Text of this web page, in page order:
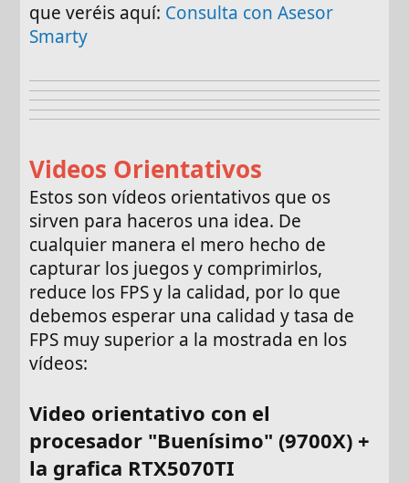
que veréis aquí: Consulta con Asesor
Smarty
Videos Orientativos
Estos son vídeos orientativos que os
sirven para haceros una idea. De
cualquier manera el mero hecho de
capturar los juegos y comprimirlos,
reduce los FPS y la calidad, por lo que
debemos esperar una calidad y tasa de
FPS muy superior a la mostrada en los
vídeos:
Video orientativo con el
procesador "Buenísimo" (9700X) +
la grafica RTX5070TI